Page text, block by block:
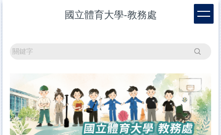
國立體育大學-教務處
搜尋